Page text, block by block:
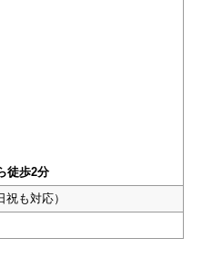
徒歩2分
も対応）